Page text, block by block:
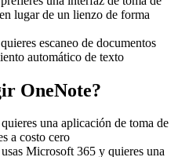
lugar de un lienzo de forma
escaneo de documentos
automático de texto
OneNote?
una aplicación de toma de
a costo cero
Microsoft 365 y quieres una